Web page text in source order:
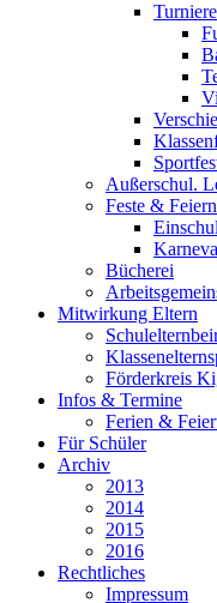
Turniere
Außerschul.
Feste & Feiern
Bücherei
Mitwirkung Eltern
Förderkreis
Infos & Termine
Ferien &
Für Schüler
Archiv
2013
2014
2015
2016
Rechtliches
Impressum